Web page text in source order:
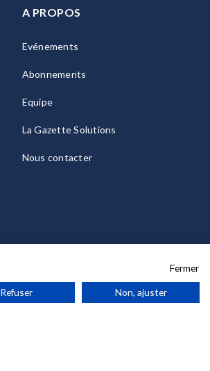
A PROPOS
Evénements
Abonnements
Equipe
La Gazette Solutions
Nous contacter
Fermer
Refuser Non, ajuster